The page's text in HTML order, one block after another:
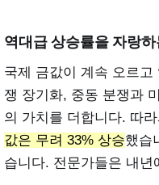
역대급 상승률을 자랑하
국제 금값이 계속 오르
쟁 장기화, 중동 분쟁과
의 가치를 더합니다. 따
값은 무려 33% 상승했습
습니다. 전문가들은 내